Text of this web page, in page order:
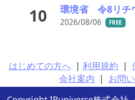
10 2026/08/06 FREE
はじめての方へ | 利用規約 |
会社案内 | お問